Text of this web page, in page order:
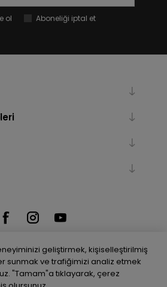
ol Aboneliği iptal et
bynopCommerce
geliştirmek, kişiselleştirilmiş
sunmak ve trafiğimizi analiz etmek
"Tamam"a tıklayarak, çerez